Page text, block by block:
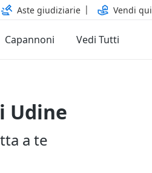
Aste giudiziarie Vendi qui
Capannoni Vedi Tutti
Udine
a te